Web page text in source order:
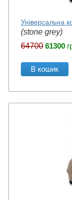
Універсальна
(stone grey)
64700 61300
В кошик